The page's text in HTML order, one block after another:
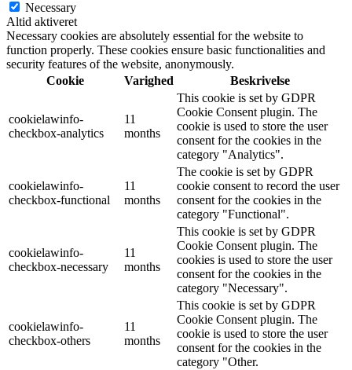
Necessary
Altid aktiveret
Necessary cookies are absolutely essential for the website to
function properly. These cookies ensure basic functionalities and
security features of the website, anonymously.
Cookie
Varighed Beskrivelse
cookielawinfo-
checkbox-analytics
11
months
This cookie is set by GDPR
Cookie Consent plugin. The
cookie is used to store the user
consent for the cookies in the
category "Analytics".
cookielawinfo-
checkbox-functional
11
months
The cookie is set by GDPR
cookie consent to record the user
consent for the cookies in the
category "Functional".
cookielawinfo-
checkbox-necessary
11
months
This cookie is set by GDPR
Cookie Consent plugin. The
cookies is used to store the user
consent for the cookies in the
category "Necessary".
cookielawinfo-
checkbox-others
11
months
This cookie is set by GDPR
Cookie Consent plugin. The
cookie is used to store the user
consent for the cookies in the
category "Other.